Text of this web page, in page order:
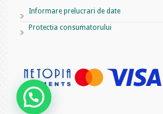
Informare prelucrari de date
Protectia consumatorului